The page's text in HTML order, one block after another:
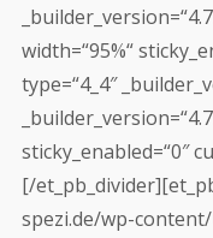
width=“95%“
type=“4_4″
sticky_enabled=“0″
[/
spezi.de/wp-